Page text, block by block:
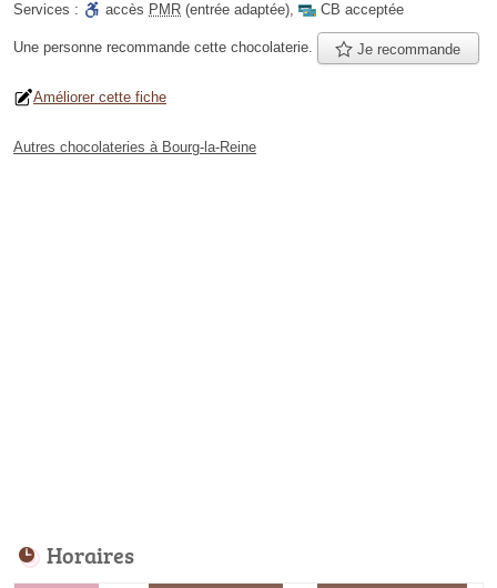
Services :
accès PMR (entrée adaptée), CB acceptée
Une personne recommande cette chocolaterie. Je recommande
Améliorer cette fiche
Autres chocolateries à Bourg-la-Reine
Horaires